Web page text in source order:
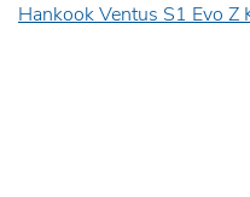
Hankook Ventus S1 Evo Z